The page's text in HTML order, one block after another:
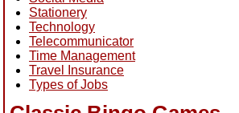
Stationery
Technology
Telecommunicator
Time Management
Travel Insurance
Types of Jobs